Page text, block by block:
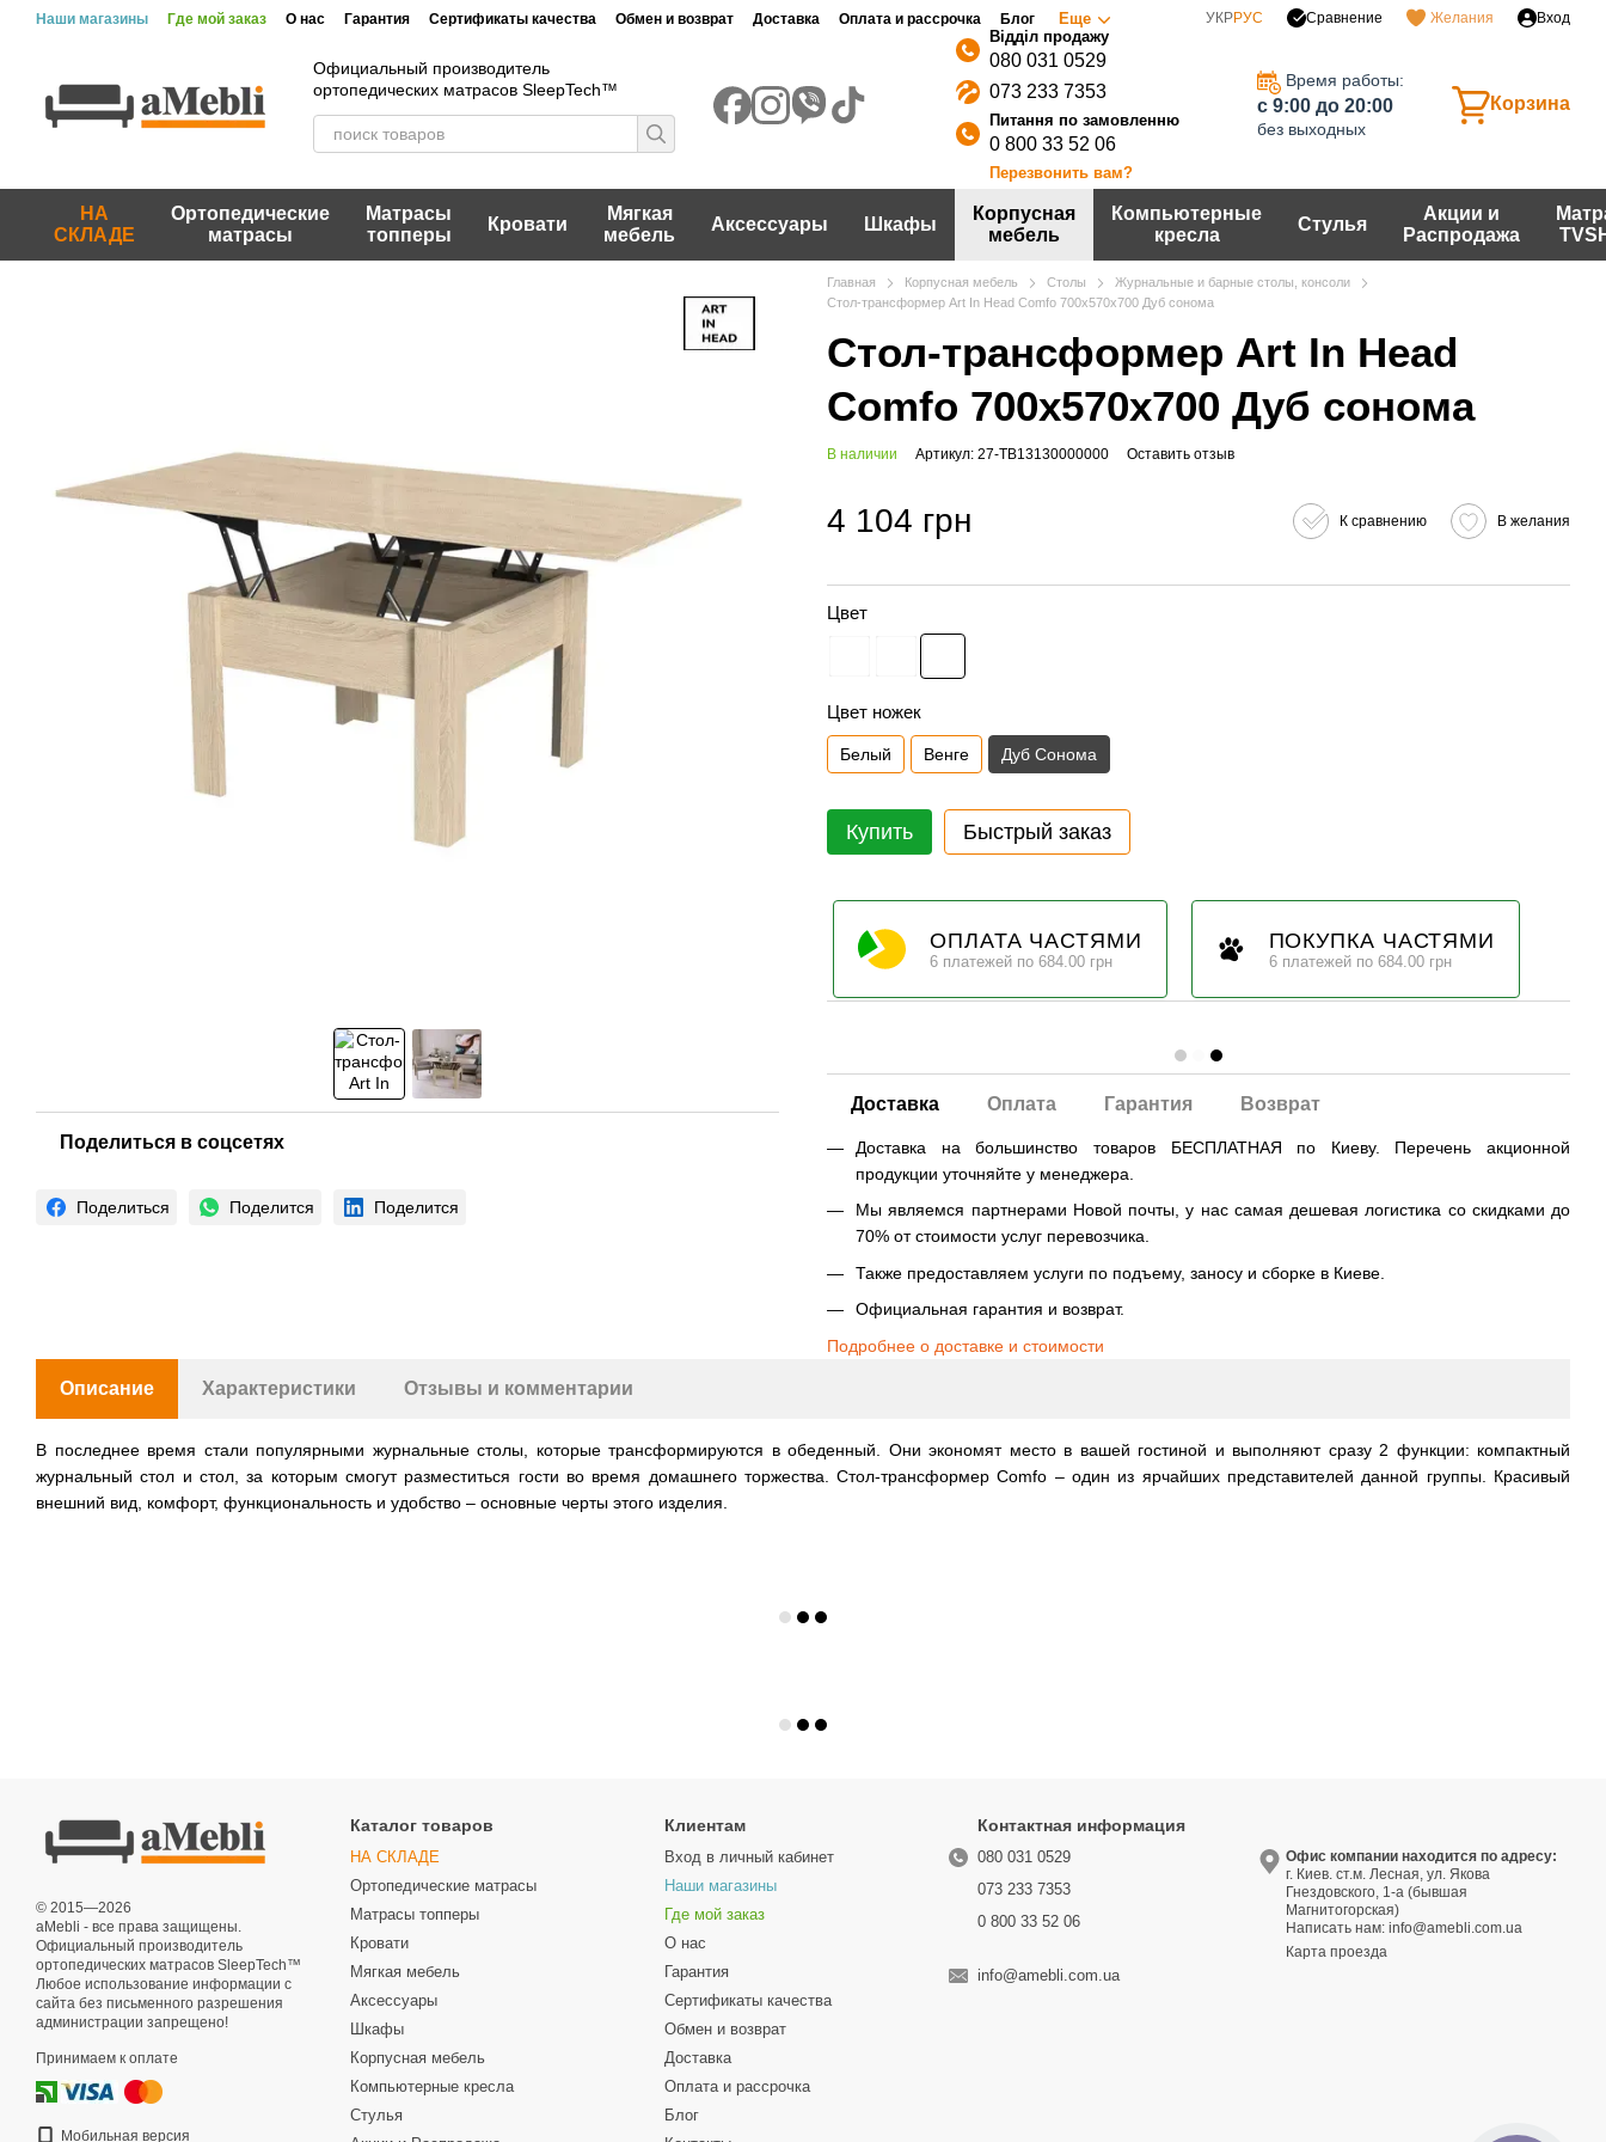
Перейти к основному контенту
Наши магазины Где мой заказ О нас Гарантия Сертификаты качества Обмен и возврат Доставка Оплата и рассрочка Блог Еще УКРРУС Сравнение Желания Вход
Официальный производитель
ортопедических матрасов SleepTech™
080 031 0529
073 233 7353
0 800 33 52 06
Перезвонить вам?
Время работы:
c 9:00 до 20:00
без выходных
Корзина
НА
СКЛАДЕ
Ортопедические
матрасы
Матрасы
топперы
Кровати
Мягкая
мебель
Аксессуары Шкафы
Корпусная
мебель
Компьютерные
кресла
Стулья
Акции и
Распродажа
Поделиться в соцсетях
Поделиться Поделится Поделится
Главная Корпусная мебель Столы
Журнальные и барные столы, консоли
Стол-трансформер Art In Head Comfo 700x570x700 Дуб сонома
Стол-трансформер Art In Head
Comfo 700x570x700 Дуб сонома
В наличии Артикул: 27-TB13130000000 Оставить отзыв
4 104 грн К сравнению В желания
Цвет
Цвет ножек
Белый Венге Дуб Сонома
Купить Быстрый заказ
ОПЛАТА ЧАСТЯМИ
6 платежей по 684.00 грн
ПОКУПКА ЧАСТЯМИ
6 платежей по 684.00 грн
Доставка Оплата Гарантия Возврат
Доставка на большинство товаров БЕСПЛАТНАЯ по Киеву. Перечень акционной
продукции уточняйте у менеджера.
Мы являемся партнерами Новой почты, у нас самая дешевая логистика со скидками до
70% от стоимости услуг перевозчика.
Также предоставляем услуги по подъему, заносу и сборке в Киеве.
Официальная гарантия и возврат.
Подробнее о доставке и стоимости
Описание Характеристики Отзывы и комментарии
В последнее время стали популярными журнальные столы, которые трансформируются в обеденный. Они экономят место в вашей гостиной и выполняют сразу 2 функции: компактный
журнальный стол и стол, за которым смогут разместиться гости во время домашнего торжества. Стол-трансформер Comfo – один из ярчайших представителей данной группы. Красивый
внешний вид, комфорт, функциональность и удобство – основные черты этого изделия.
© 2015—2026
aMebli - все права защищены.
Официальный производитель
ортопедических матрасов SleepTech™
Любое использование информации с
сайта без письменного разрешения
администрации запрещено!
Принимаем к оплате
Мобильная версия
Каталог товаров
НА СКЛАДЕ
Ортопедические матрасы
Матрасы топперы
Кровати
Мягкая мебель
Аксессуары
Шкафы
Корпусная мебель
Компьютерные кресла
Стулья
Клиентам
Вход в личный кабинет
Наши магазины
Где мой заказ
О нас
Гарантия
Сертификаты качества
Обмен и возврат
Доставка
Оплата и рассрочка
Блог
Контактная информация
080 031 0529
073 233 7353
0 800 33 52 06
info@amebli.com.ua
Офис компании находится по адресу:
г. Киев. ст.м. Лесная, ул. Якова
Гнездовского, 1-а (бывшая
Магнитогорская)
Написать нам:info@amebli.com.ua
Карта проезда